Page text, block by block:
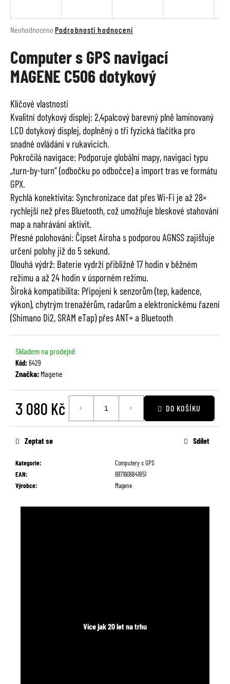
Průměrné
produktu
je
0,0
z
hvězdiček.
Neohodnoceno Podrobnosti hodnocení
Computer s GPS navigací
MAGENE C506 dotykový
Klíčové vlastnosti
Kvalitní dotykový displej: 2,4palcový barevný plně laminovaný
LCD dotykový displej, doplněný o tři fyzická tlačítka pro
snadné ovládání v rukavicích.
Pokročilá navigace: Podporuje globální mapy, navigaci typu
„turn-by-turn“ (odbočku po odbočce) a import tras ve formátu
GPX.
Rychlá konektivita: Synchronizace dat přes Wi-Fi je až 28×
rychlejší než přes Bluetooth, což umožňuje bleskové stahování
map a nahrávání aktivit.
Přesné polohování: Čipset Airoha s podporou AGNSS zajišťuje
určení polohy již do 5 sekund.
Dlouhá výdrž: Baterie vydrží přibližně 17 hodin v běžném
režimu a až 24 hodin v úsporném režimu.
Široká kompatibilita: Připojení k senzorům (tep, kadence,
výkon), chytrým trenažérům, radarům a elektronickému řazení
(Shimano Di2, SRAM eTap) přes ANT+ a Bluetooth
Skladem na prodejně
Kód:6429
Značka: Magene
3 080 Kč DO KOŠÍKU
Kategorie:
Computery s GPS
EAN:
6971606841851
Výrobce: Magene
Zeptat se Sdílet
Více jak 20 let na trhu
j
t
?
HLEDAT
D
o
p
o
r
u
č
u
j
e
m
e